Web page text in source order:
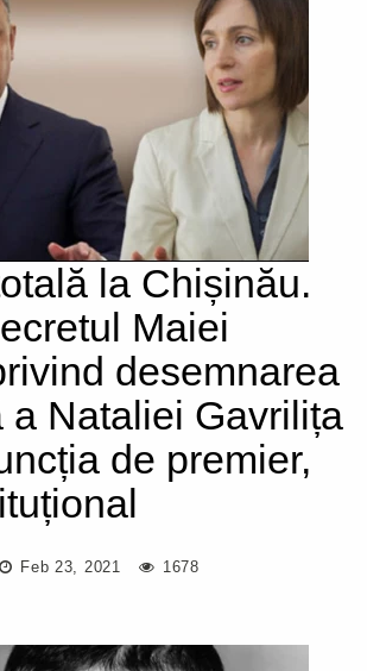
la Chișinău.
Maiei
desemnarea
a Nataliei Gavrilița
de premier,
Feb 23, 2021 1678